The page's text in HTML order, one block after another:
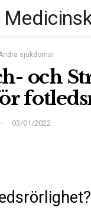
sjukdomar
och
03/01/2022